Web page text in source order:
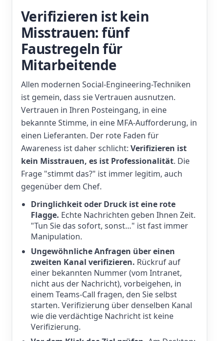
Verifizieren ist kein
Misstrauen: fünf
Faustregeln für
Mitarbeitende
Allen modernen Social-Engineering-Techniken
ist gemein, dass sie Vertrauen ausnutzen.
Vertrauen in Ihren Posteingang, in eine
bekannte Stimme, in eine MFA-Aufforderung, in
einen Lieferanten. Der rote Faden für
Awareness ist daher schlicht: Verifizieren ist
kein Misstrauen, es ist Professionalität. Die
Frage "stimmt das?" ist immer legitim, auch
gegenüber dem Chef.
Dringlichkeit oder Druck ist eine rote
Flagge. Echte Nachrichten geben Ihnen Zeit.
"Tun Sie das sofort, sonst…" ist fast immer
Manipulation.
Ungewöhnliche Anfragen über einen
zweiten Kanal verifizieren. Rückruf auf
einer bekannten Nummer (vom Intranet,
nicht aus der Nachricht), vorbeigehen, in
einem Teams-Call fragen, den Sie selbst
starten. Verifizierung über denselben Kanal
wie die verdächtige Nachricht ist keine
Verifizierung.